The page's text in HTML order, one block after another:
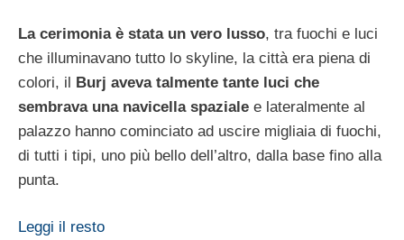
La cerimonia è stata un vero lusso, tra fuochi e luci
che illuminavano tutto lo skyline, la città era piena di
colori, il Burj aveva talmente tante luci che
sembrava una navicella spaziale e lateralmente al
palazzo hanno cominciato ad uscire migliaia di fuochi,
di tutti i tipi, uno più bello dell’altro, dalla base fino alla
punta.
Leggi il resto